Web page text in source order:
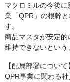
マクロミルの今後
業「QPR」の根幹
す。
商品マスタが安定
維持できないという
【配属部署について】
QPR事業に関わる